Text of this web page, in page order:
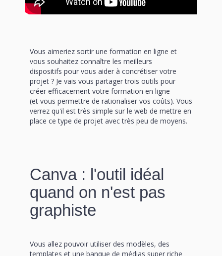
Vous aimeriez sortir une formation en ligne et
vous souhaitez connaître les meilleurs
dispositifs pour vous aider à concrétiser votre
projet ? Je vais vous partager trois outils pour
créer efficacement votre formation en ligne
(et vous permettre de rationaliser vos coûts). Vous
verrez qu'il est très simple sur le web de mettre en
place ce type de projet avec très peu de moyens.
Canva : l'outil idéal
quand on n'est pas
graphiste
Vous allez pouvoir utiliser des modèles, des
templates et une banque de médias super riche